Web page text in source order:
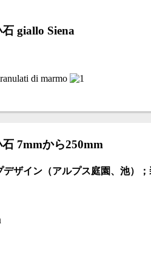
石 giallo Siena
di marmo
7mmから250mm
ザイン（アルプス庭園、池）